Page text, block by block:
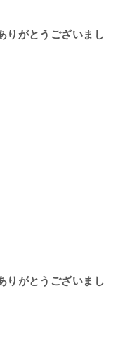
りがとうございまし
りがとうございまし